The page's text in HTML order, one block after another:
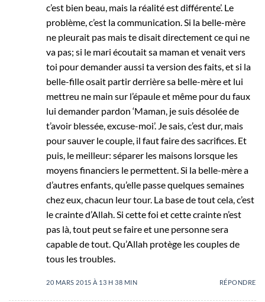
c’est bien beau, mais la réalité est différente’. Le
problème, c’est la communication. Si la belle-mère
ne pleurait pas mais te disait directement ce qui ne
va pas; si le mari écoutait sa maman et venait vers
toi pour demander aussi ta version des faits, et si la
belle-fille osait partir derrière sa belle-mère et lui
mettreu ne main sur l’épaule et même pour du faux
lui demander pardon ‘Maman, je suis désolée de
t’avoir blessée, excuse-moi’. Je sais, c’est dur, mais
pour sauver le couple, il faut faire des sacrifices. Et
puis, le meilleur: séparer les maisons lorsque les
moyens financiers le permettent. Si la belle-mère a
d’autres enfants, qu’elle passe quelques semaines
chez eux, chacun leur tour. La base de tout cela, c’est
le crainte d’Allah. Si cette foi et cette crainte n’est
pas là, tout peut se faire et une personne sera
capable de tout. Qu’Allah protège les couples de
tous les troubles.
20 MARS 2015 À 13 H 38 MIN RÉPONDRE